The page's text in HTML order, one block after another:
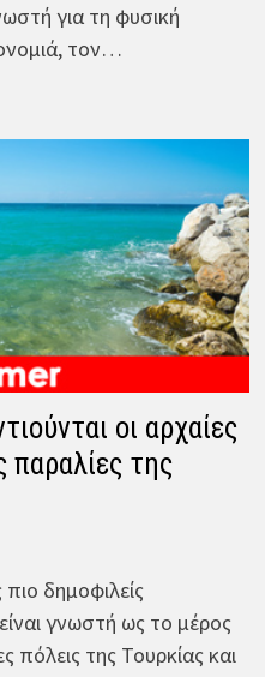
για τη φυσική
τον…
οι αρχαίες
παραλίες της
δημοφιλείς
γνωστή ως το μέρος
πόλεις της Τουρκίας και